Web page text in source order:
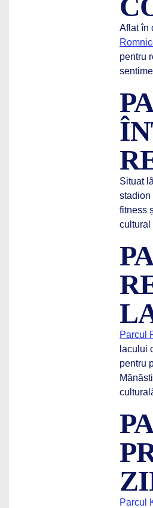
Aflat în
pentru
Situat
stadion
fitness
cultural
Parcul
lacului
pentru
Parcul